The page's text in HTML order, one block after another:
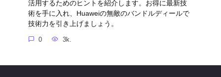
活用するためのヒントを紹介します。お得に最新技
術を手に入れ、Huaweiの無敵のバンドルディールで
技術力を引き上げましょう。
0 3k.